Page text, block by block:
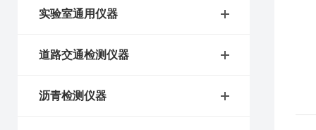
实验室通用仪器
道路交通检测仪器
沥青检测仪器